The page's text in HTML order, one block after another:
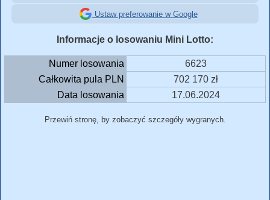
Ustaw preferowanie w Google
Informacje o losowaniu Mini Lotto:
Numer losowania
6623
Całkowita pula PLN
702 170 zł
Data losowania
17.06.2024
Przewiń stronę, by zobaczyć szczegóły wygranych.